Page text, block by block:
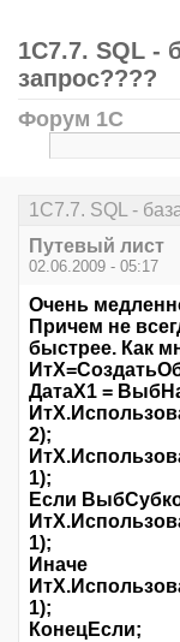
1С7.7. SQL -
запрос????
Форум 1С
1С7.7. SQL -
Путевый лист
02.06.2009 - 05:17
Очень
Причем не
быстрее. Как
ДатаХ1 =
2);
1);
Если
1);
Иначе
1);
КонецЕсли;